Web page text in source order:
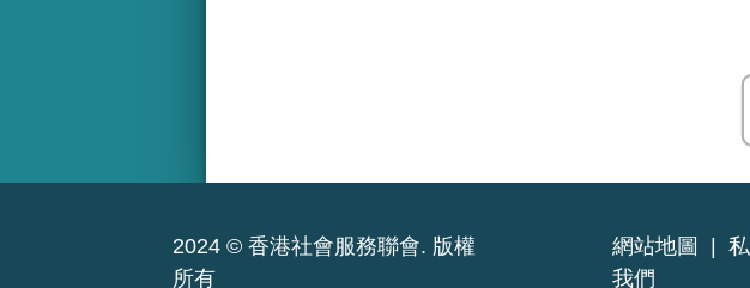
2024 © 香港社會服務聯會. 版權
所有
網站地圖
我們